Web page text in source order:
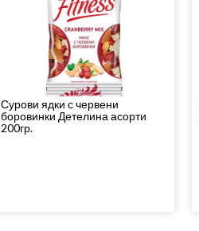
Сурови ядки с червени
боровинки Детелина асорти
200гр.